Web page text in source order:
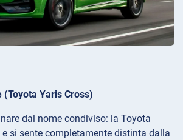
(Toyota Yaris Cross)
dal nome condiviso: la Toyota
e si sente completamente distinta dalla